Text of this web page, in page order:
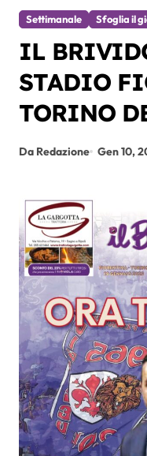
Settimanale Sfoglia il
IL
STADIO
TORINO
Da Redazione Gen 10,